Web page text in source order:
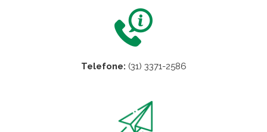
Telefone: (31) 3371-2586